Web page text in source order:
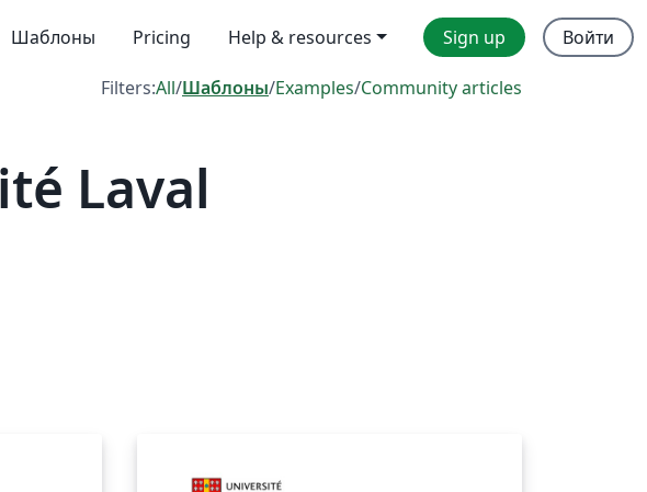
Шаблоны Pricing Help & resources Sign up Войти
Filters:All/Шаблоны/Examples/Community articles
Laval